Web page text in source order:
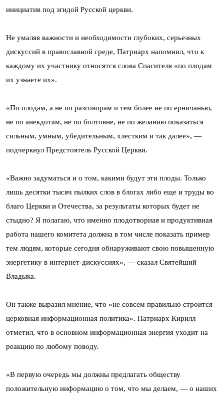
инициатив под эгидой Русской церкви.
Не умаляя важности и необходимости глубоких, серьезных
дискуссий в православной среде, Патриарх напомнил, что к
каждому их участнику относятся слова Спасителя «по плодам
их узнаете их».
«По плодам, а не по разговорам и тем более не по ерничанью,
не по анекдотам, не по болтовне, не по желанию показаться
сильным, умным, убедительным, хлестким и так далее», —
подчеркнул Предстоятель Русской Церкви.
«Важно задуматься и о том, какими будут эти плоды. Только
лишь десятки тысяч пылких слов в блогах либо еще и труды во
благо Церкви и Отечества, за результаты которых будет не
стыдно? Я полагаю, что именно плодотворная и продуктивная
работа нашего комитета должна в том числе показать пример
тем людям, которые сегодня обнаруживают свою повышенную
энергетику в интернет-дискуссиях», — сказал Святейший
Владыка.
Он также выразил мнение, что «не совсем правильно строится
церковная информационная политика». Патриарх Кирилл
отметил, что в основном информационная энергия уходит на
реакцию по любому поводу.
«В первую очередь мы должны предлагать обществу
положительную информацию о том, что мы делаем, — о наших